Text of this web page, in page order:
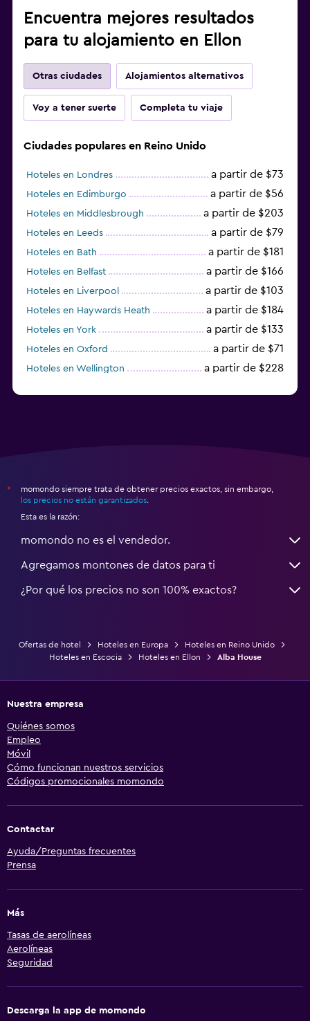
Encuentra mejores resultados
para tu alojamiento en Ellon
Otras ciudades Alojamientos alternativos
Voy a tener suerte Completa tu viaje
Ciudades populares en Reino Unido
Hoteles en Londres a partir de $73
Hoteles en Edimburgo a partir de $56
Hoteles en Middlesbrough a partir de $203
Hoteles en Leeds a partir de $79
Hoteles en Bath a partir de $181
Hoteles en Belfast a partir de $166
Hoteles en Liverpool a partir de $103
Hoteles en Haywards Heath a partir de $184
Hoteles en York a partir de $133
Hoteles en Oxford a partir de $71
Hoteles en Wellington a partir de $228
*
momondo siempre trata de obtener precios exactos, sin embargo,
los precios no están garantizados
Esta es la razón:
momondo no es el vendedor.
Agregamos montones de datos para ti
¿Por qué los precios no son 100% exactos?
Ofertas de hotel Hoteles en Europa
Hoteles en Reino Unido
Hoteles en Escocia
Hoteles en Ellon Alba House
Nuestra empresa
Quiénes somos
Empleo
Móvil
Cómo funcionan nuestros servicios
Códigos promocionales momondo
Contactar
Ayuda/Preguntas frecuentes
Prensa
Más
Tasas de aerolíneas
Aerolíneas
Seguridad
Descarga la app de momondo